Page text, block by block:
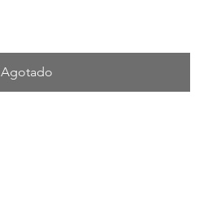
Agotado